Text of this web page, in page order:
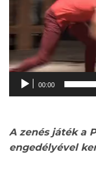
00:00
A zenés játék a
engedélyével